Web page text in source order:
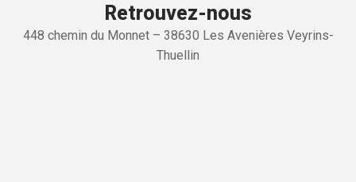
Retrouvez-nous
448 chemin du Monnet – 38630 Les Avenières Veyrins-
Thuellin